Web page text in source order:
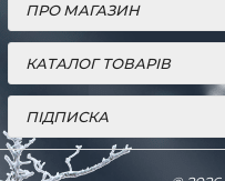
ПРО МАГАЗИН
КАТАЛОГ ТОВАРІВ
ПІДПИСКА